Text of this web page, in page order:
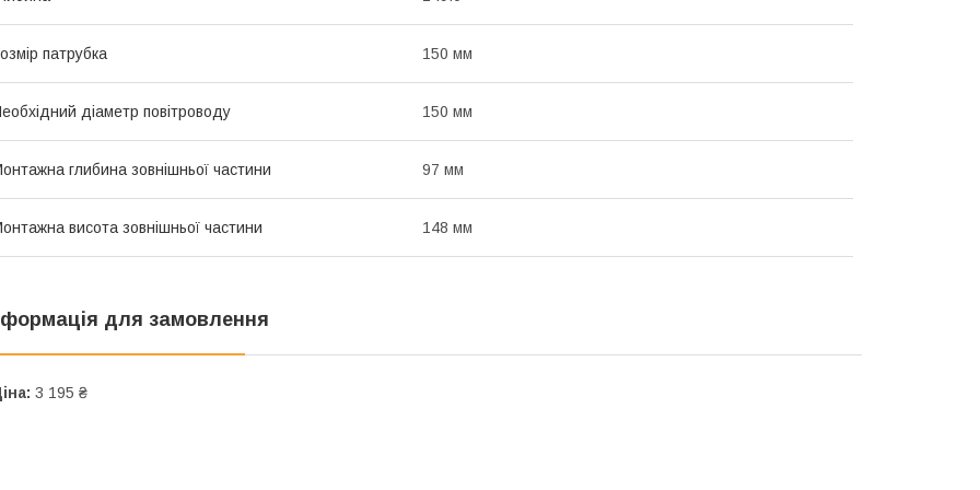
патрубка 150 мм
діаметр повітроводу 150 мм
глибина зовнішньої частини 97 мм
висота зовнішньої частини 148 мм
для замовлення
3 195 ₴